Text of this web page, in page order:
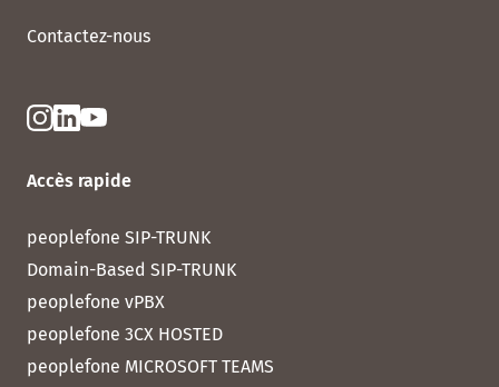
Contactez-nous
Accès rapide
peoplefone SIP-TRUNK
Domain-Based SIP-TRUNK
peoplefone vPBX
peoplefone 3CX HOSTED
peoplefone MICROSOFT TEAMS